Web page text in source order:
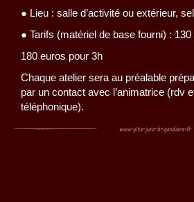
● Lieu : salle d’activité ou extérieur,
● Tarifs (matériel de base fourni) :
180 euros pour 3h
Chaque atelier sera au préalable
par un contact avec l’animatrice (rdv
téléphonique).